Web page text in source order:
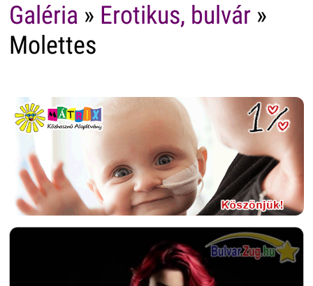
Galéria » Erotikus, bulvár»
Molettes